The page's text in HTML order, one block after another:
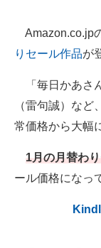
食器・グラス・カトラ
注目記事を集め
Amazon.co.jp
りセール作品が
「毎日かあさ
（雷句誠）な
常価格から大幅
1月の月替わ
ール価格になっ